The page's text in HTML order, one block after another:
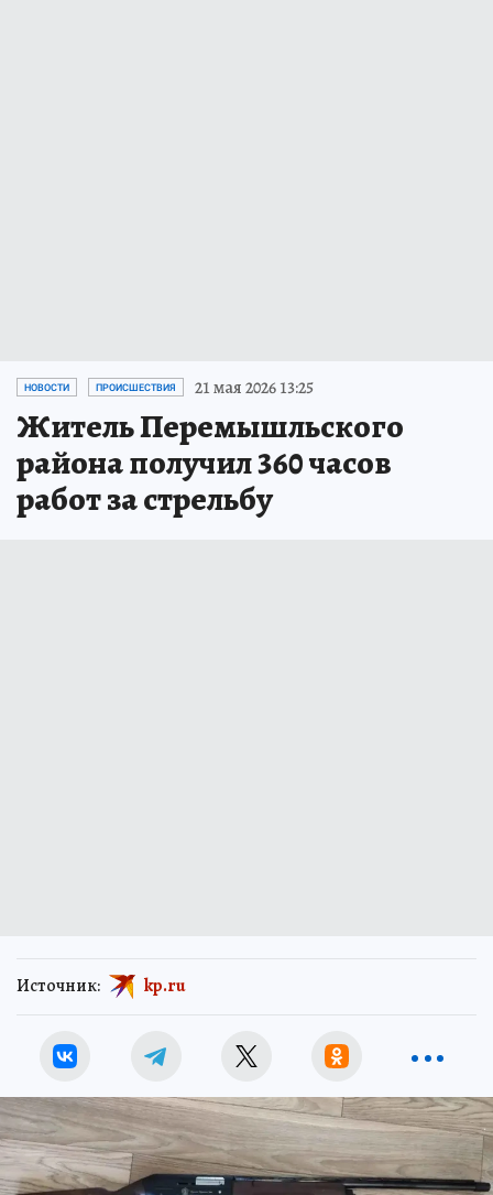
НОВОСТИ ПРОИСШЕСТВИЯ 21 мая 2026 13:25
Житель Перемышльского
района получил 360 часов
работ за стрельбу
Источник: kp.ru